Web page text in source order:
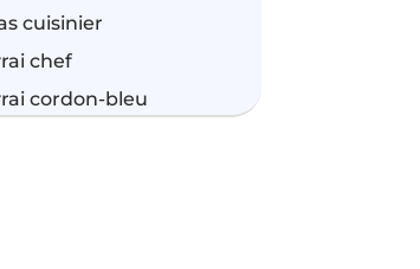
cuisinier
chef
cordon-bleu